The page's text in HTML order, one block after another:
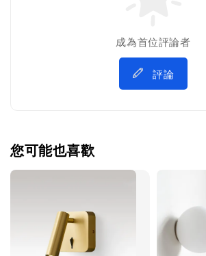
成為首位評論者
評論
您可能也喜歡